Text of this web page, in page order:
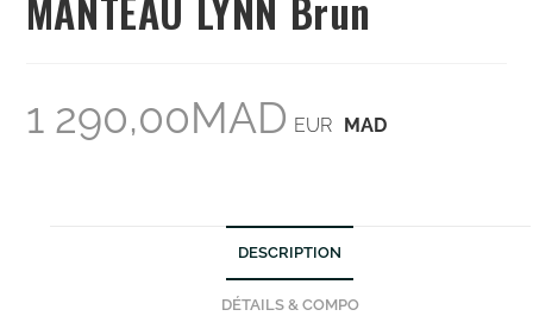
1 290,00MAD EUR MAD
DESCRIPTION
DÉTAILS & COMPO